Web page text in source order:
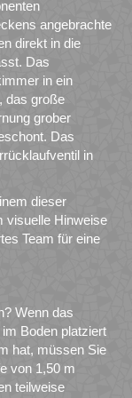
angebrachte
direkt in die
Das
in ein
das große
grober
Das
in
dieser
visuelle Hinweise
Team für eine
Wenn das
Boden platziert
hat, müssen Sie
von 1,50 m
teilweise